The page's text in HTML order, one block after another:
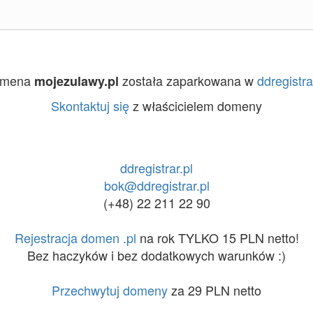
mojezulawy.pl została zaparkowana w
Skontaktuj sięz właścicielem domeny
ddregistrar.pl
bok@ddregistrar.pl
(+48) 22 211 22 90
Rejestracja domen .pl na rok TYLKO 15 PLN netto!
Bez haczyków i bez dodatkowych warunków :)
Przechwytuj domenyza 29 PLN netto